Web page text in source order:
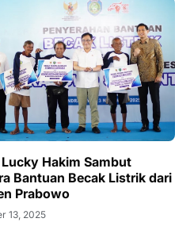
Hakim Sambut
Bantuan Becak Listrik dari
Prabowo
13, 2025